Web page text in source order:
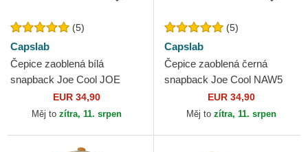
(5)
Capslab
Čepice zaoblená bílá
snapback Joe Cool JOE
Snoopy Arašídy Capslab
EUR 34,90
Měj to zítra, 11. srpen
(5)
Capslab
Čepice zaoblená černá
snapback Joe Cool NAW5
Snoopy Arašídy Capslab
EUR 34,90
Měj to zítra, 11. srpen